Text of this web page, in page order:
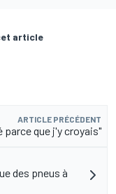
article
ARTICLE PRÉCÉDENT
que j'y croyais"
des pneus à